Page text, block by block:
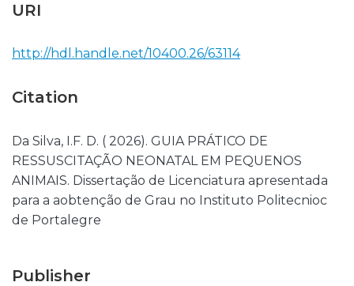
URI
http://hdl.handle.net/10400.26/63114
Citation
Da Silva, I.F. D. ( 2026). GUIA PRÁTICO DE
RESSUSCITAÇÃO NEONATAL EM PEQUENOS
ANIMAIS. Dissertação de Licenciatura apresentada
para a aobtenção de Grau no Instituto Politecnioc
de Portalegre
Publisher